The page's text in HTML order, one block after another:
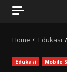
Home Edukasi
Edukasi Mobile